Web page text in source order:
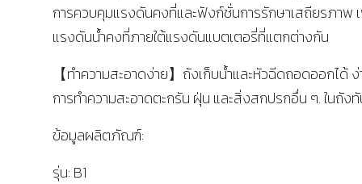
การควบคุมแรงดันคงที่และฟังก์ชั่นการรักษาเสถียรภาพ
แรงดันน้ำคงที่ภายใต้แรงดันแบตเตอรี่ที่แตกต่างกัน
【ทำความสะอาดง่าย】ถังเก็บน้ำและหัวฉีดถอดออกได้
การทำความสะอาดตะกรัน ฝุ่น และสิ่งสกปรกอื่น ๆ. ในถังทั
ข้อมูลผลิตภัณฑ์:
รุ่น: B1